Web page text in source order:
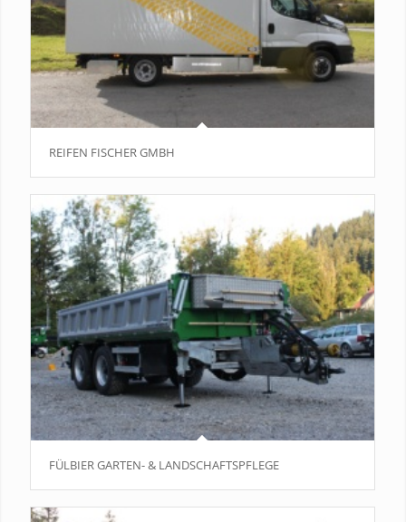
REIFEN FISCHER GMBH
FÜLBIER GARTEN- & LANDSCHAFTSPFLEGE